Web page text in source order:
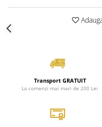
Transport GRATUIT
La comenzi mai mari de 200 Lei